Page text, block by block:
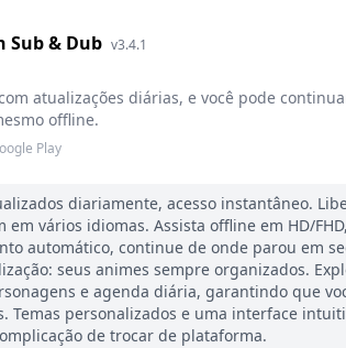
Sub & Dub v3.4.1
atualizações diárias, e você pode
offline.
Play
diariamente, acesso instantâneo.
vários idiomas. Assista offline em HD/
automático, continue de onde parou em
seus animes sempre organizados.
e agenda diária, garantindo que
Temas personalizados e uma interface
de trocar de plataforma.